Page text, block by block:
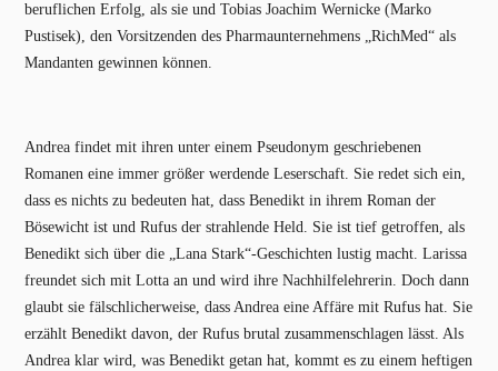
beruflichen Erfolg, als sie und Tobias Joachim Wernicke (Marko
Pustisek), den Vorsitzenden des Pharmaunternehmens „RichMed“ als
Mandanten gewinnen können.
Andrea findet mit ihren unter einem Pseudonym geschriebenen
Romanen eine immer größer werdende Leserschaft. Sie redet sich ein,
dass es nichts zu bedeuten hat, dass Benedikt in ihrem Roman der
Bösewicht ist und Rufus der strahlende Held. Sie ist tief getroffen, als
Benedikt sich über die „Lana Stark“-Geschichten lustig macht. Larissa
freundet sich mit Lotta an und wird ihre Nachhilfelehrerin. Doch dann
glaubt sie fälschlicherweise, dass Andrea eine Affäre mit Rufus hat. Sie
erzählt Benedikt davon, der Rufus brutal zusammenschlagen lässt. Als
Andrea klar wird, was Benedikt getan hat, kommt es zu einem heftigen